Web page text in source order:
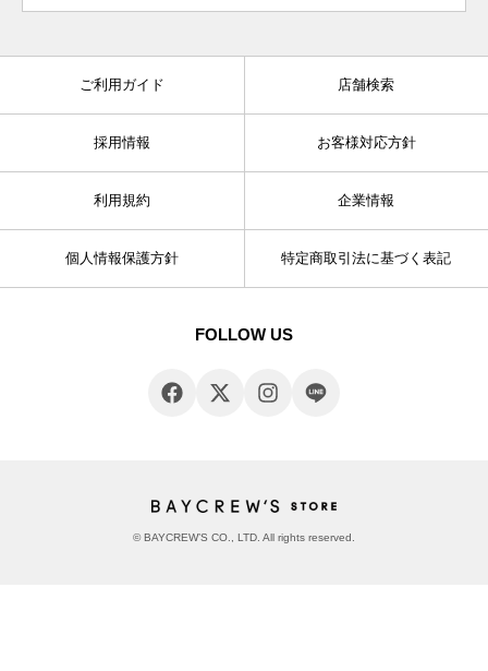
ご利用ガイド 店舗検索
採用情報 お客様対応方針
利用規約 企業情報
個人情報保護方針 特定商取引法に基づく表記
FOLLOW US
© BAYCREW’S CO., LTD. All rights reserved.